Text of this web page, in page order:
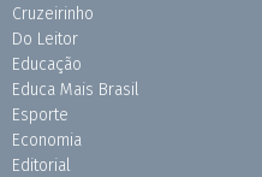
Cruzeirinho
Do Leitor
Educação
Educa Mais Brasil
Esporte
Economia
Editorial